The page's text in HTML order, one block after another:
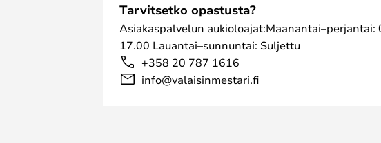
Tarvitsetko opastusta?
Asiakaspalvelun aukioloajat:Maanantai–perjantai:
17.00 Lauantai–sunnuntai: Suljettu
+358 20 787 1616
info@valaisinmestari.fi